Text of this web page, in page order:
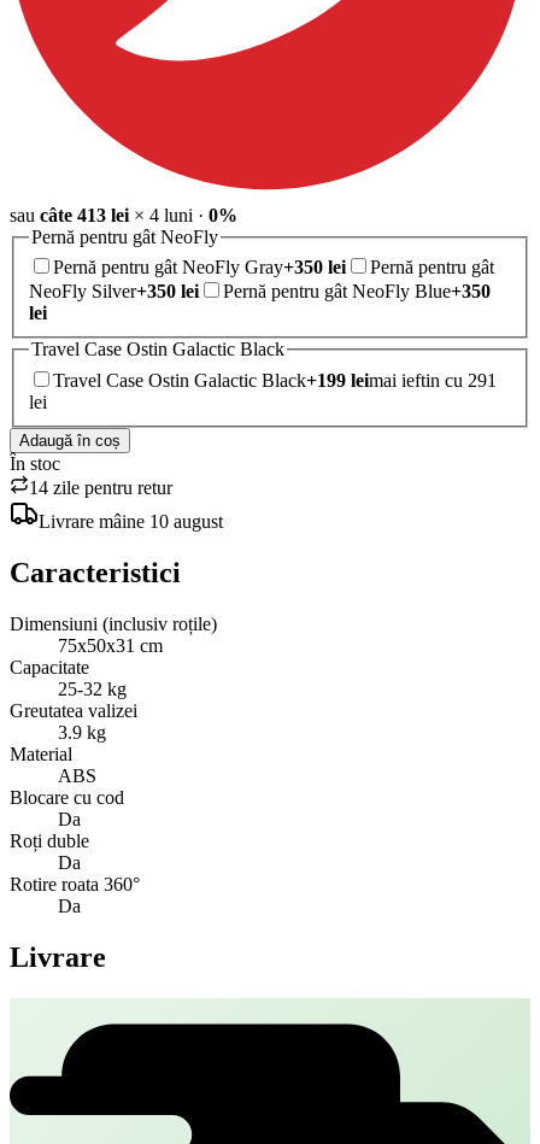
sau câte 413 lei × 4 luni · 0%
Pernă pentru gât NeoFly
Pernă pentru gât NeoFly Gray+350 lei
Pernă pentru gât
NeoFly Silver+350 lei Pernă pentru gât NeoFly Blue+350
lei
Travel Case Ostin Galactic Black
Travel Case Ostin Galactic Black+199 leimai ieftin cu 291
lei
Adaugă în coș
În stoc
14 zile pentru retur
Livrare mâine 10 august
Caracteristici
Dimensiuni (inclusiv roțile)
75x50x31 cm
Capacitate
25-32 kg
Greutatea valizei
3.9 kg
Material
ABS
Blocare cu cod
Da
Roți duble
Da
Rotire roata 360°
Da
Livrare